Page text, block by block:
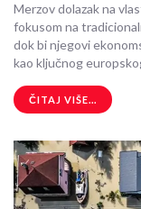
Merzov dolazak na
fokusom na
dok bi njegovi
kao ključnog
ČITAJ VIŠE...